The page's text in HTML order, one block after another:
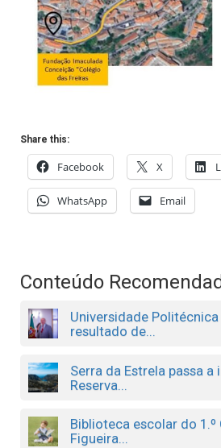
Share this:
Facebook X
WhatsApp Email
Conteúdo
Universidade Politécnica
resultado de...
Serra da Estrela passa a
Reserva...
Biblioteca escolar do 1.º
Figueira...